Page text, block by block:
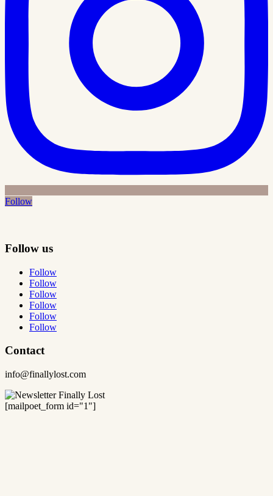
Follow
Follow us
Follow
Follow
Follow
Follow
Follow
Follow
Contact
info@finallylost.com
[mailpoet_form id="1"]